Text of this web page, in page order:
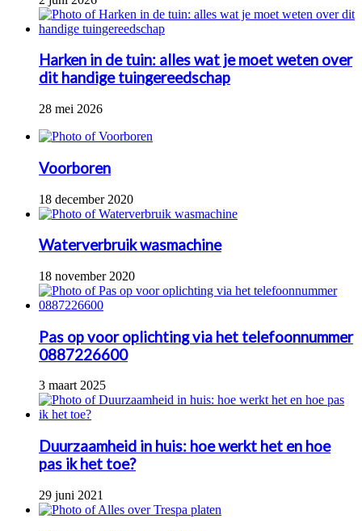
Harken in de tuin: alles wat je moet weten over
dit handige tuingereedschap
28 mei 2026
Voorboren
18 december 2020
Waterverbruik wasmachine
18 november 2020
Pas op voor oplichting via het telefoonnummer
0887226600
3 maart 2025
Duurzaamheid in huis: hoe werkt het en hoe
pas ik het toe?
29 juni 2021